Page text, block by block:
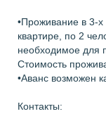
•Проживание в 3-х
квартире, по 2
необходимое для
Стоимость
•Аванс возможен
Контакты: